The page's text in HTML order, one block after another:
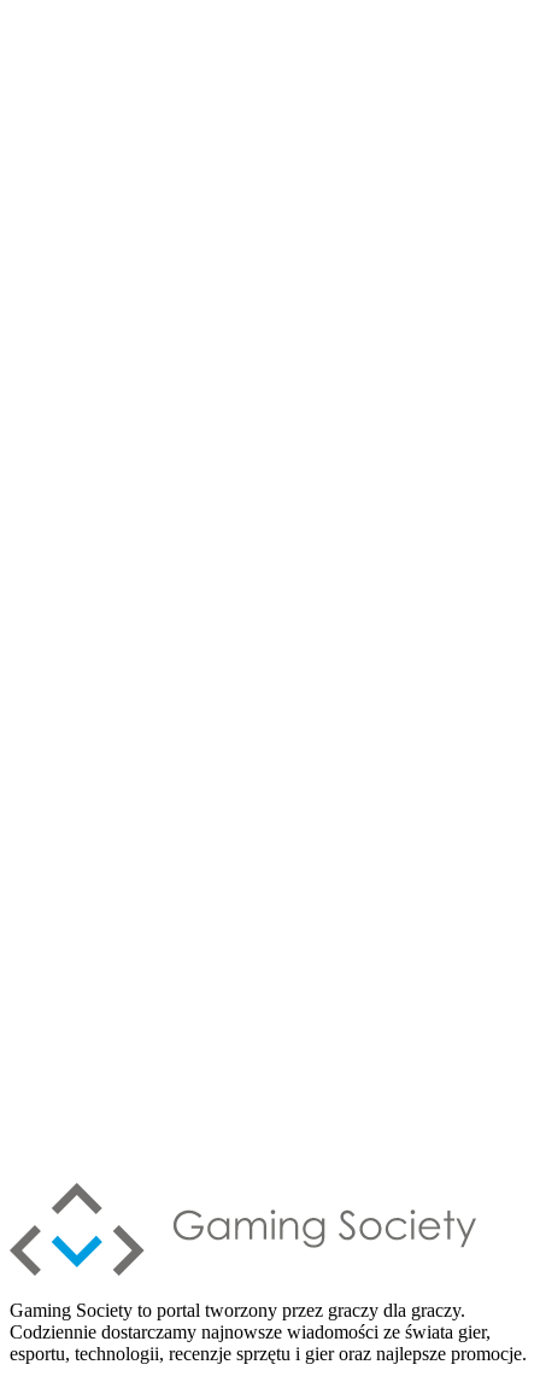
Gaming Society to portal tworzony przez graczy dla graczy.
Codziennie dostarczamy najnowsze wiadomości ze świata gier,
esportu, technologii, recenzje sprzętu i gier oraz najlepsze promocje.